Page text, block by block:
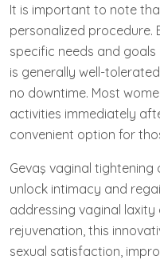
It is important to note
personalized procedure.
specific needs and
is generally well-
no downtime. Most
activities immediately
convenient option for
Gevaş vaginal
unlock intimacy and
addressing vaginal
rejuvenation, this
sexual satisfaction,